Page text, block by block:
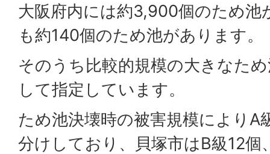
大阪府内には約3,900個のため池
も約140個のため池があります。
そのうち比較的規模の大きなた
して指定しています。
ため池決壊時の被害規模によりA
分けしており、貝塚市はB級12個